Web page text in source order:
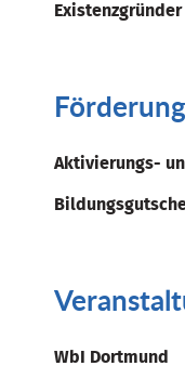
Existenzgründer
Förderung
Aktivierungs-
WbI Dortmund